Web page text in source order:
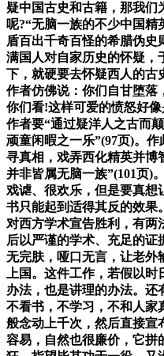
疑中国古史和古籍，那我们
呢?“无脑一族的不少中国
盾百出千奇百怪的希腊伪史
满国人对自家历史的怀疑，
下，就硬要去怀疑西人的古
作者仿佛说：你们自甘堕落
你们看!这样可爱的愤怒好
作者要“通过疑洋人之古而
顽童闲暇之一乐”(97页)。
寻真相，戏弄西化精英并博
并非皆属无脑一族”(101页)
戏谑、很欢乐，但是要真想
书只能起到适得其反的效果。
对西方学术宣告胜利，有两
后以严谨的学术、充足的
无完肤，哑口无言，让老外
上国。这件工作，若假以
办法，也是讲理的办法。还
不看书，不学习，不和人家
般念动上千次，然后直接宣
容易，自然也很廉价，它拼